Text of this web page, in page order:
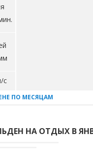
с
ПО МЕСЯЦАМ
НА ОТДЫХ В